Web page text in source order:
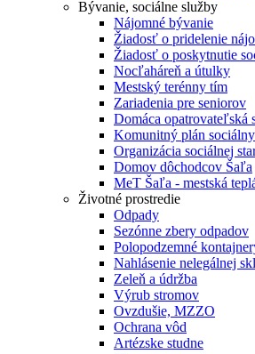
Bývanie, sociálne služby
Nájomné bývanie
Žiadosť o pridelenie
Žiadosť o poskytnutie
Nocľaháreň a útulky
Mestský terénny tím
Zariadenia pre seniorov
Domáca opatrovateľská
Komunitný plán
Organizácia sociálnej
Domov dôchodcov Šaľa
MeT Šaľa - mestská
Životné prostredie
Odpady
Sezónne zbery odpadov
Polopodzemné
Nahlásenie nelegálnej
Zeleň a údržba
Výrub stromov
Ovzdušie, MZZO
Ochrana vôd
Artézske studne